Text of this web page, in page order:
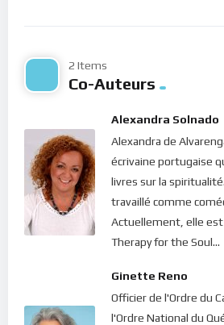
2 Items
Co-Auteurs
Alexandra Solnado
Alexandra de
écrivaine portugaise
livres sur la
travaillé comme
Actuellement, elle
Therapy for the Soul...
Ginette Reno
Officier de l'Ordre du
l'Ordre National du